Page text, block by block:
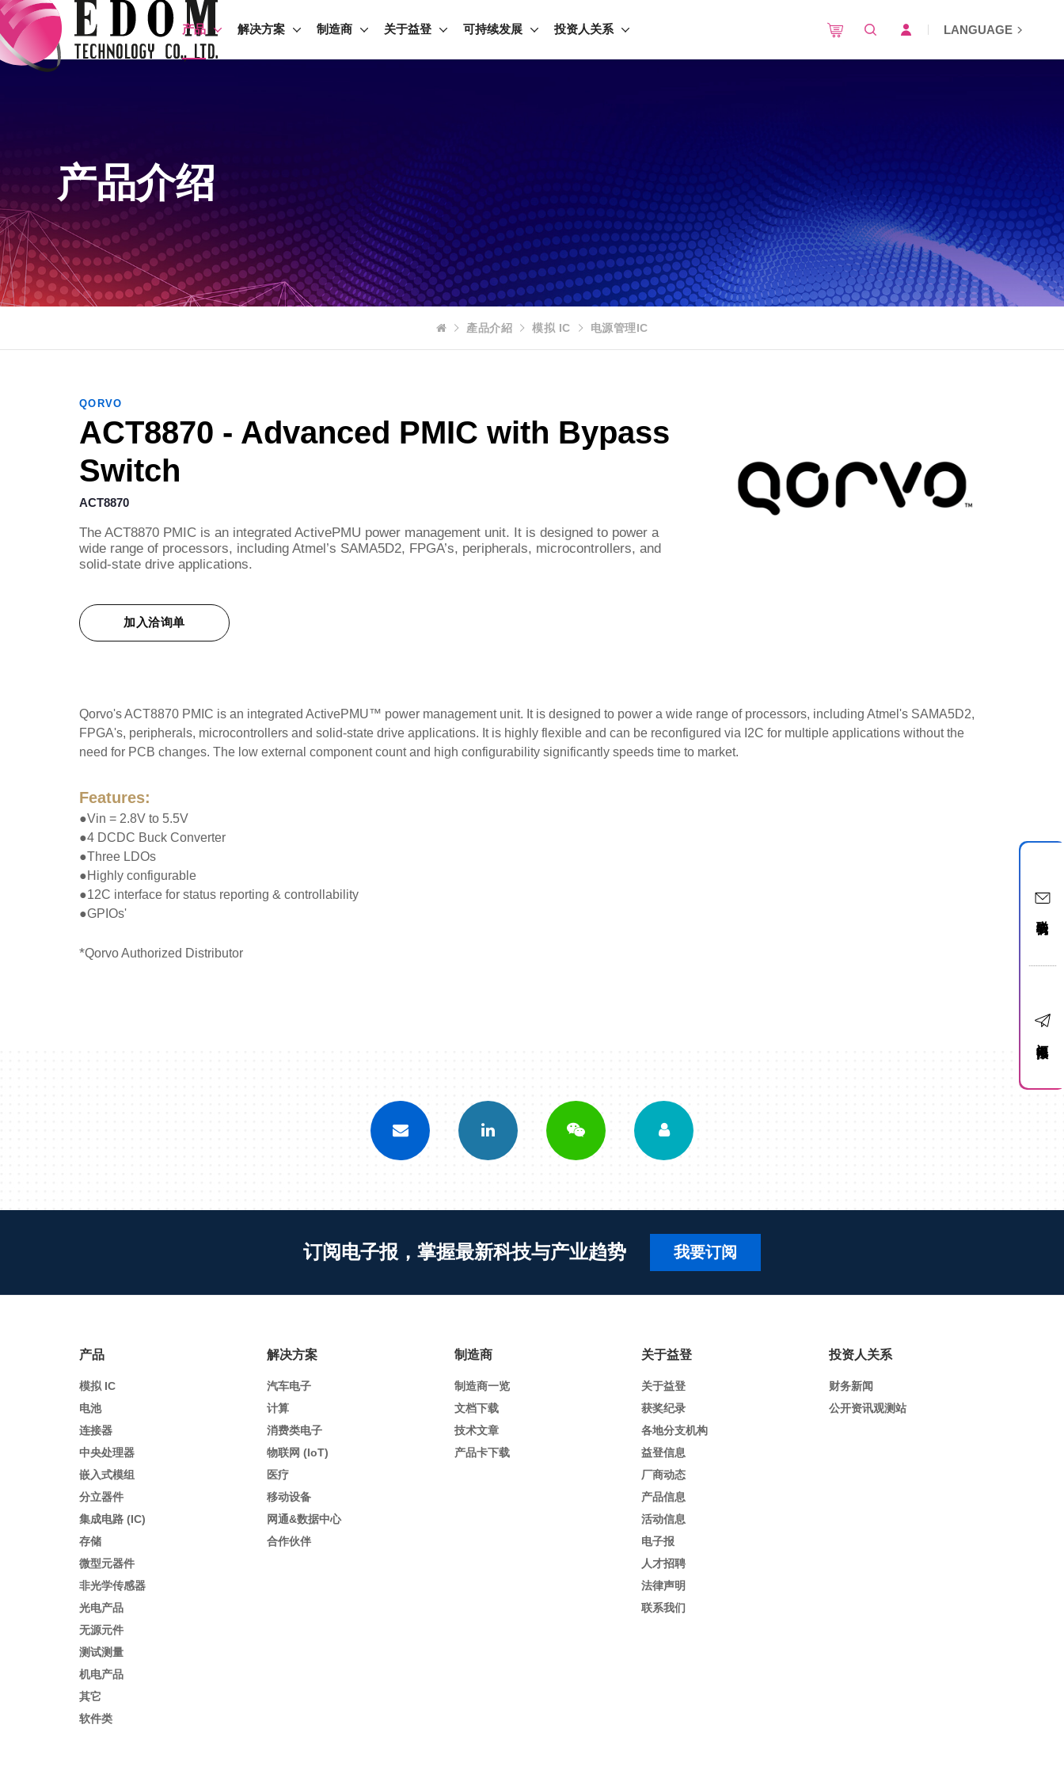
产品 解决方案 制造商 关于益登 可持续发展 投资人关系 LANGUAGE
产品介绍
產品介紹 模拟 IC 电源管理IC
QORVO
ACT8870 - Advanced PMIC with Bypass
Switch
ACT8870
The ACT8870 PMIC is an integrated ActivePMU power management unit. It is designed to power a
wide range of processors, including Atmel’s SAMA5D2, FPGA’s, peripherals, microcontrollers, and
solid-state drive applications.
加入洽询单
Qorvo's ACT8870 PMIC is an integrated ActivePMU™ power management unit. It is designed to power a wide range of processors, including Atmel's SAMA5D2,
FPGA's, peripherals, microcontrollers and solid-state drive applications. It is highly flexible and can be reconfigured via I2C for multiple applications without the
need for PCB changes. The low external component count and high configurability significantly speeds time to market.
Features:
●Vin = 2.8V to 5.5V
●4 DCDC Buck Converter
●Three LDOs
●Highly configurable
●12C interface for status reporting & controllability
●GPIOs'
*Qorvo Authorized Distributor
订阅电子报，掌握最新科技与产业趋势 我要订阅
产品
模拟 IC
电池
连接器
中央处理器
嵌入式模组
分立器件
集成电路 (IC)
存储
微型元器件
非光学传感器
光电产品
无源元件
测试测量
机电产品
其它
软件类
解决方案
汽车电子
计算
消费类电子
物联网 (IoT)
医疗
移动设备
网通&数据中心
合作伙伴
制造商
制造商一览
文档下载
技术文章
产品卡下载
关于益登
关于益登
获奖纪录
各地分支机构
益登信息
厂商动态
产品信息
活动信息
电子报
人才招聘
法律声明
联系我们
投资人关系
财务新闻
公开资讯观测站